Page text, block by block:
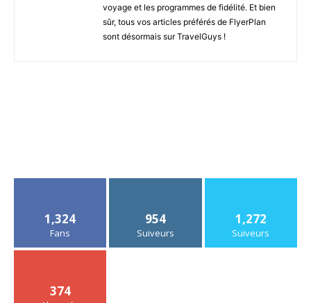
voyage et les programmes de fidélité. Et bien
sûr, tous vos articles préférés de FlyerPlan
sont désormais sur TravelGuys !
1,324
Fans
954
Suiveurs
1,272
Suiveurs
374